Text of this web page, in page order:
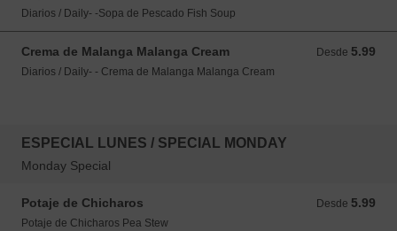
Diarios / Daily- -Sopa de Pescado Fish Soup
Crema de Malanga Malanga Cream Desde 5.99
Desde 5.99 USD
Diarios / Daily- - Crema de Malanga Malanga Cream
ESPECIAL LUNES / SPECIAL MONDAY
Monday Special
Potaje de Chicharos Desde 5.99
Desde 5.99 USD
Potaje de Chicharos Pea Stew